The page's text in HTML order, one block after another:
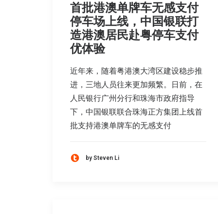
首批港澳单牌车无感支付
停车场上线，中国银联打
造港澳居民赴粤停车支付
优体验
近年来，随着粤港澳大湾区建设稳步推
进，三地人员往来更加频繁。日前，在
人民银行广州分行和珠海市政府指导
下，中国银联联合珠海正方集团上线首
批支持港澳单牌车的无感支付
by Steven Li